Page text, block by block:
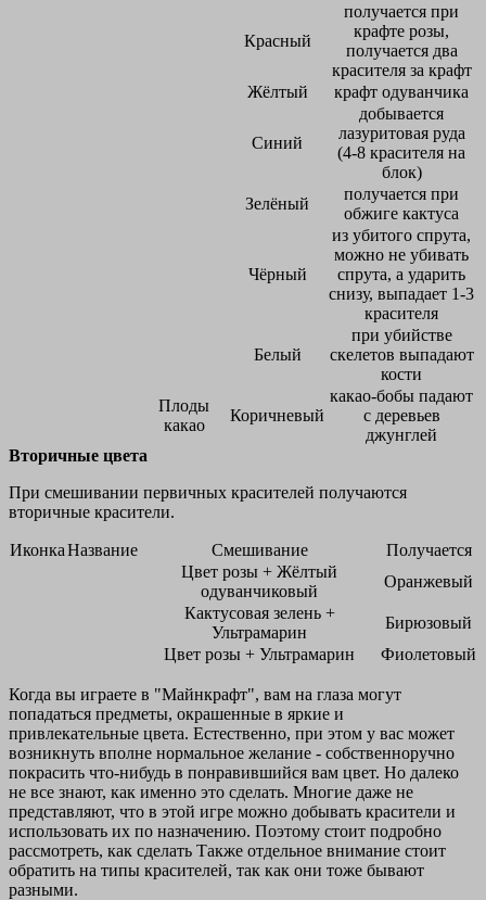
Красный
получается при
крафте розы,
получается два
красителя за крафт
Жёлтый
крафт одуванчика
Синий
добывается
лазуритовая руда
(4-8 красителя на
блок)
Зелёный
получается при
обжиге кактуса
Чёрный
из убитого спрута,
можно не убивать
спрута, а ударить
снизу, выпадает 1-3
красителя
Белый
при убийстве
скелетов выпадают
кости
Плоды
какао
Коричневый
какао-бобы падают
с деревьев
джунглей
Вторичные цвета
При смешивании первичных красителей получаются
вторичные красители.
ИконкаНазвание Смешивание
Получается
Цвет розы + Жёлтый
одуванчиковый
Оранжевый
Кактусовая зелень +
Ультрамарин
Бирюзовый
Цвет розы + Ультрамарин
Фиолетовый
Когда вы играете в "Майнкрафт", вам на глаза могут
попадаться предметы, окрашенные в яркие и
привлекательные цвета. Естественно, при этом у вас может
возникнуть вполне нормальное желание - собственноручно
покрасить что-нибудь в понравившийся вам цвет. Но далеко
не все знают, как именно это сделать. Многие даже не
представляют, что в этой игре можно добывать красители и
использовать их по назначению. Поэтому стоит подробно
рассмотреть, как сделать Также отдельное внимание стоит
обратить на типы красителей, так как они тоже бывают
разными.